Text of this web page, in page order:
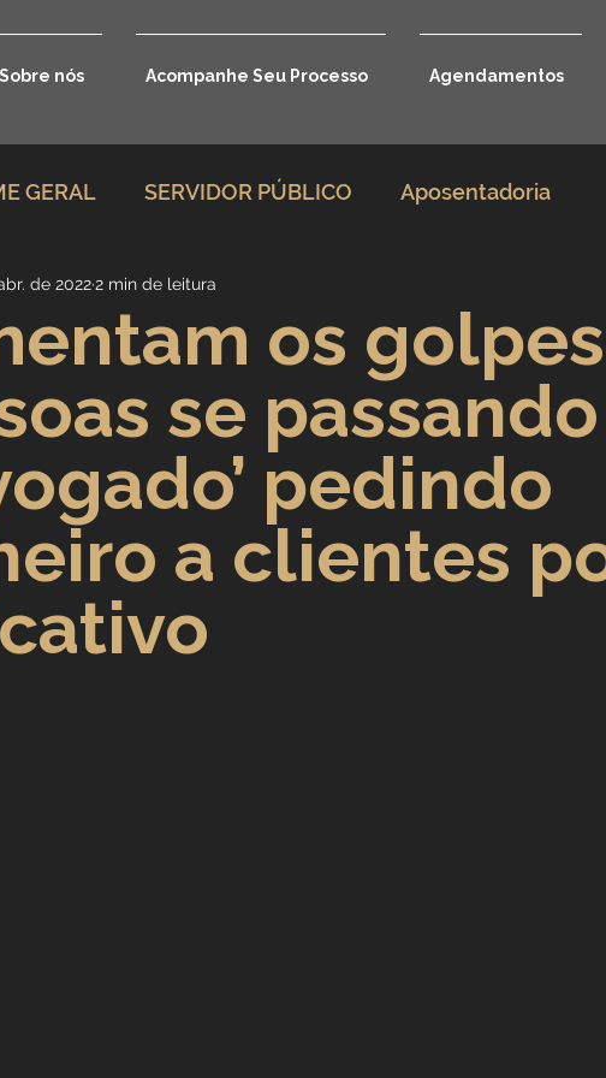
Sobre nós Acompanhe Seu Processo Agendamentos
GERAL SERVIDOR PÚBLICO Aposentadoria
Direito Previdenciário
Aposentadoria por idade Carreira Jurídica
Direitos Sociais
os
se
pedindo
a clientes
de 20222 min de leitura